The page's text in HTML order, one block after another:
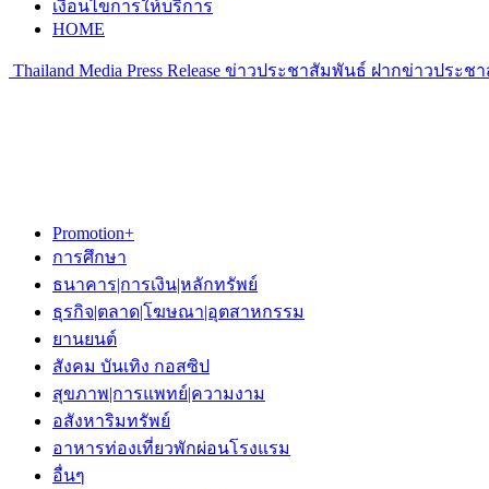
เงื่อนไขการให้บริการ
HOME
Thailand Media Press Release ข่าวประชาสัมพันธ์ ฝากข่าวประ
Promotion+
การศึกษา
ธนาคาร|การเงิน|หลักทรัพย์
ธุรกิจ|ตลาด|โฆษณา|อุตสาหกรรม
ยานยนต์
สังคม บันเทิง กอสซิป
สุขภาพ|การแพทย์|ความงาม
อสังหาริมทรัพย์
อาหารท่องเที่ยวพักผ่อนโรงแรม
อื่นๆ